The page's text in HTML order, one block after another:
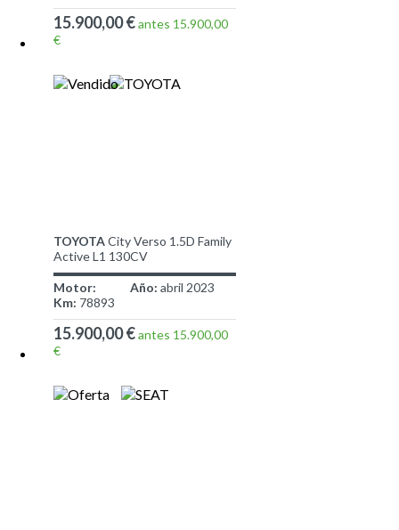
15.900,00 €antes 15.900,00
€
TOYOTACity Verso 1.5D Family
Active L1 130CV
Motor: Año: abril 2023
Km: 78893
15.900,00 €antes 15.900,00
€